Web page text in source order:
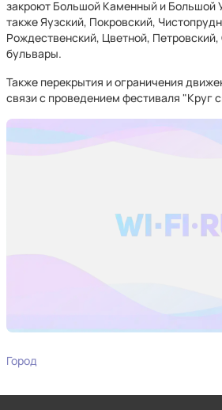
закроют Большой Каменный и Большой
также Яузский, Покровский,
Рождественский, Цветной,
бульвары.
Также перекрытия и ограничения
связи с проведением фестиваля "Круг
Город